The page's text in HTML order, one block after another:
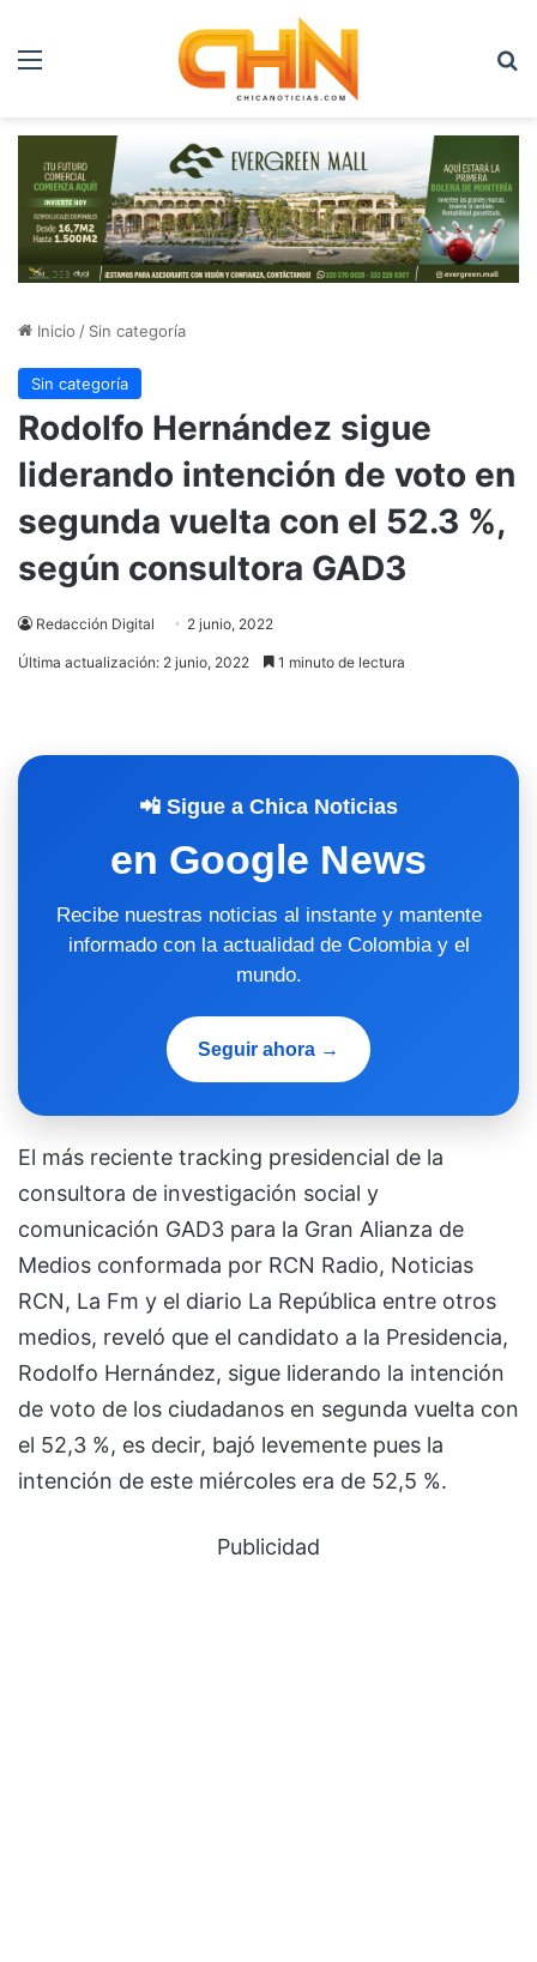
Menú
Inicio / Sin categoría
Sin categoría
Rodolfo Hernández sigue
liderando intención de voto en
segunda vuelta con el 52.3 %,
según consultora GAD3
Redacción Digital 2 junio, 2022
Última actualización: 2 junio, 2022 1 minuto de lectura
📲 Sigue a Chica Noticias
en Google News
Recibe nuestras noticias al instante y mantente
informado con la actualidad de Colombia y el
mundo.
Seguir ahora →
El más reciente tracking presidencial de la
consultora de investigación social y
comunicación GAD3 para la Gran Alianza de
Medios conformada por RCN Radio, Noticias
RCN, La Fm y el diario La República entre otros
medios, reveló que el candidato a la Presidencia,
Rodolfo Hernández, sigue liderando la intención
de voto de los ciudadanos en segunda vuelta con
el 52,3 %, es decir, bajó levemente pues la
intención de este miércoles era de 52,5 %.
Publicidad